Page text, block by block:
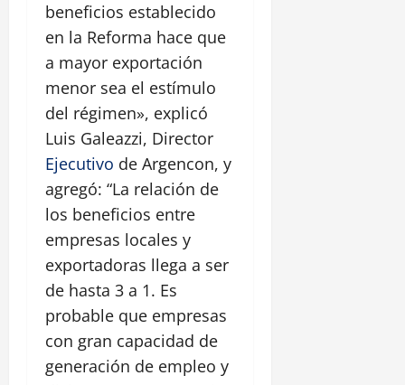
beneficios establecido
en la Reforma hace que
a mayor exportación
menor sea el estímulo
del régimen», explicó
Luis Galeazzi, Director
Ejecutivo de Argencon, y
agregó: “La relación de
los beneficios entre
empresas locales y
exportadoras llega a ser
de hasta 3 a 1. Es
probable que empresas
con gran capacidad de
generación de empleo y